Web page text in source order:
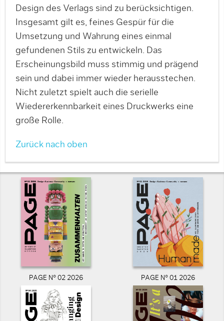
Design des Verlags sind zu berücksichtigen.
Insgesamt gilt es, feines Gespür für die
Umsetzung und Wahrung eines einmal
gefundenen Stils zu entwickeln. Das
Erscheinungsbild muss stimmig und prägend
sein und dabei immer wieder herausstechen.
Nicht zuletzt spielt auch die serielle
Wiedererkennbarkeit eines Druckwerks eine
große Rolle.
Zurück nach oben
PAGE N° 02 2026 PAGE N° 01 2026